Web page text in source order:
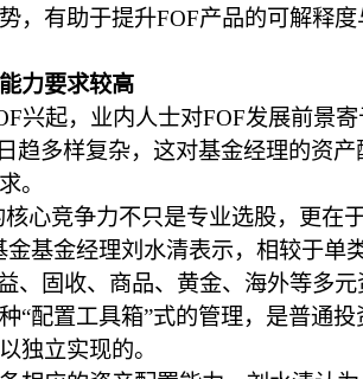
，有助于提升FOF产品的可解释
要求较高
起，业内人士对FOF发展前景寄
趋多样复杂，这对基金经理的资产
。
心竞争力不只是专业选股，更在
金基金经理刘水清表示，相较于单
、固收、商品、黄金、海外等多
“配置工具箱”式的管理，是普通投
独立实现的。